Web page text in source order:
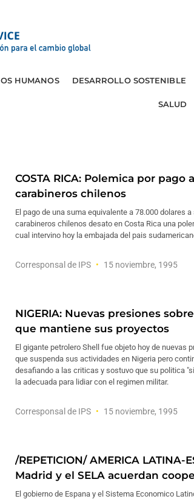
HUMANOS DESARROLLO SOSTENIBLE
SALUD
COSTA RICA: Polemica por pago a
carabineros chilenos
El pago de una suma equivalente a 78.000 dolares a
carabineros chilenos desato en Costa Rica una
cual intervino hoy la embajada del pais
Corresponsal de IPS 15 noviembre, 1995
NIGERIA: Nuevas presiones
que mantiene sus proyectos
El gigante petrolero Shell fue objeto hoy de nuevas
que suspenda sus actividades en Nigeria pero
desafiando a las criticas y sostuvo que su politica
la adecuada para lidiar con el regimen militar.
Corresponsal de IPS 15 noviembre, 1995
/REPETICION/ AMERICA LATINA-
Madrid y el SELA acuerdan
El gobierno de Espana y el Sistema Economico